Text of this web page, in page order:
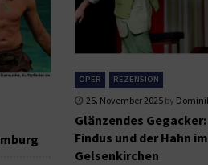
OPER REZENSION
25. November 2025 by
Glänzendes
Findus und der Hahn
Gelsenkirchen